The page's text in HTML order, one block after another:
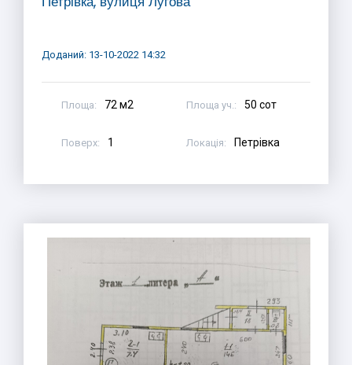
Доданий: 13-10-2022 14:32
Площа: 72 м2 Площа уч.: 50 сот
Поверх: 1 Локація: Петрівка